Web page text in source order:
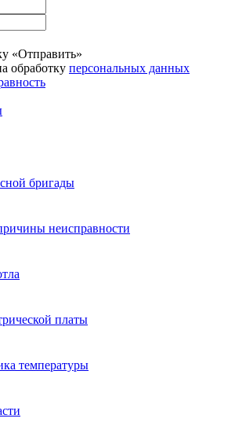
«Отправить»
обработку персональных данных
бригады
неисправности
платы
температуры